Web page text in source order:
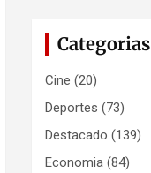
Categorias
Cine (20)
Deportes (73)
Destacado (139)
Economia (84)